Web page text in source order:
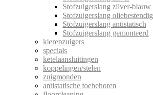
Stofzuigerslang zilver-blauw
Stofzuigerslang oliebestendig
Stofzuigerslang antistatisch
Stofzuigerslang gemonteerd
kierenzuigers
specials
ketelaansluitingen
koppelingen/stelen
zuigmonden
antistatische toebehoren